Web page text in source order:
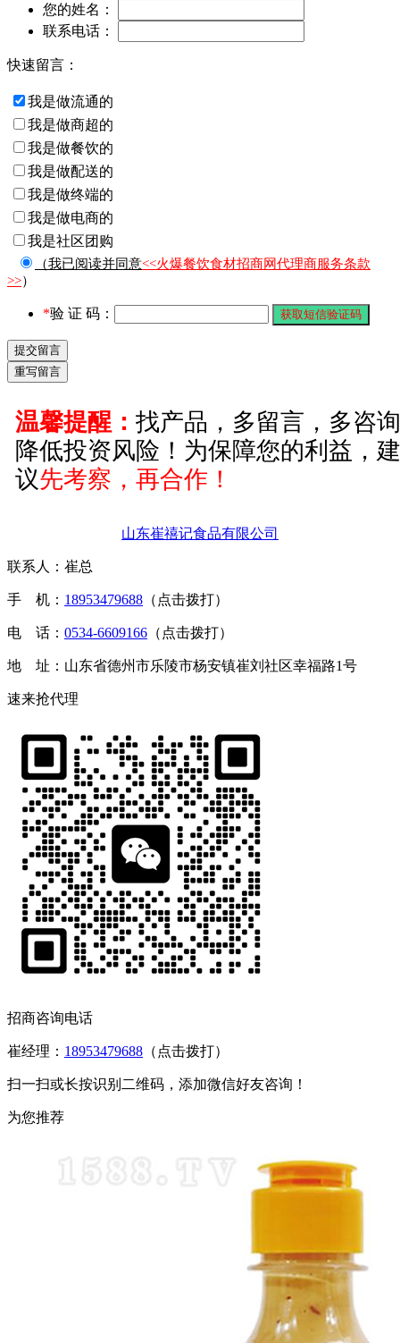
您的姓名：
联系电话：
快速留言：
我是做流通的
我是做商超的
我是做餐饮的
我是做配送的
我是做终端的
我是做电商的
我是社区团购
（我已阅读并同意<<火爆餐饮食材招商网代理商服务条款
>>）
*验 证 码：
温馨提醒： 找产品，多留言，多咨询
降低投资风险！为保障您的利益，建
议先考察，再合作！
山东崔禧记食品有限公司
联系人：崔总
手 机： 18953479688 （点击拨打）
电 话： 0534-6609166 （点击拨打）
地 址：山东省德州市乐陵市杨安镇崔刘社区幸福路1号
速来抢代理
招商咨询电话
崔经理： 18953479688 （点击拨打）
扫一扫或长按识别二维码，添加微信好友咨询！
为您推荐